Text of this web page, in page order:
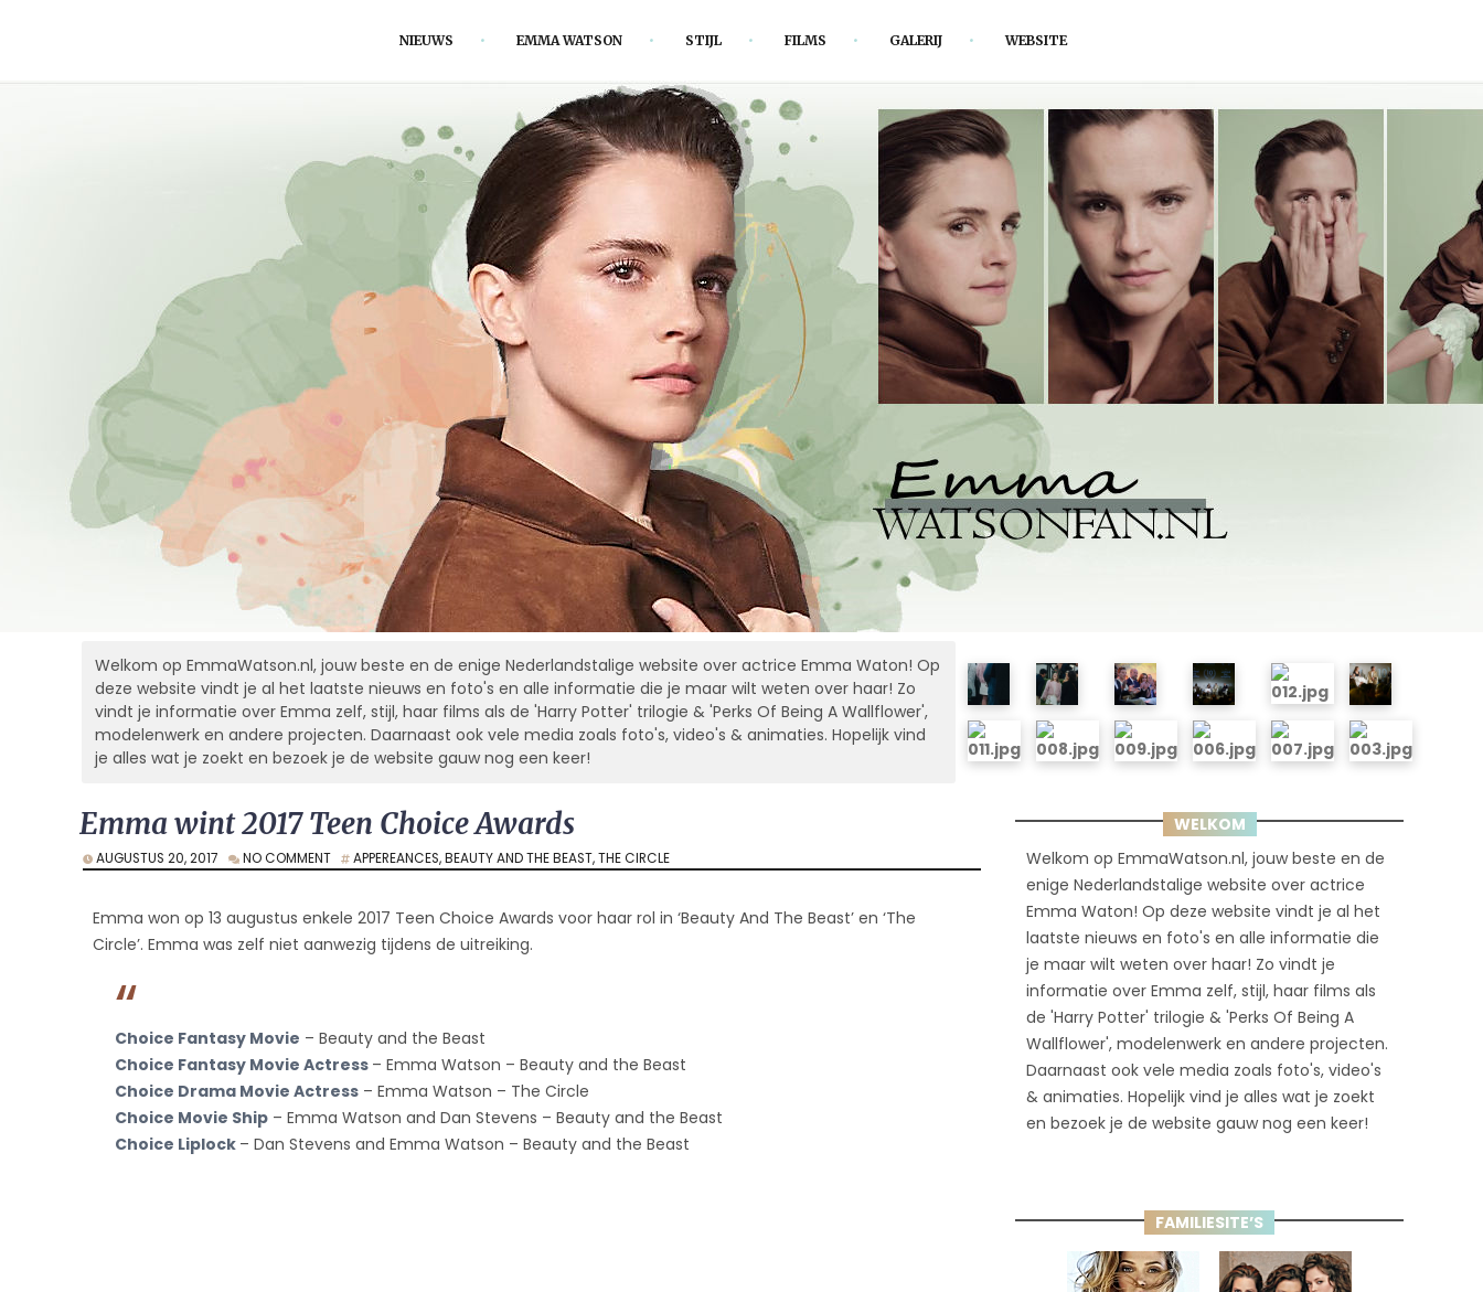
NIEUWS EMMA WATSON STIJL FILMS GALERIJ WEBSITE
Welkom op EmmaWatson.nl, jouw beste en de enige Nederlandstalige website over actrice Emma Waton! Op
deze website vindt je al het laatste nieuws en foto's en alle informatie die je maar wilt weten over haar! Zo
vindt je informatie over Emma zelf, stijl, haar films als de 'Harry Potter' trilogie & 'Perks Of Being A Wallflower',
modelenwerk en andere projecten. Daarnaast ook vele media zoals foto's, video's & animaties. Hopelijk vind
je alles wat je zoekt en bezoek je de website gauw nog een keer!
WELKOM
Welkom op EmmaWatson.nl, jouw beste en de
enige Nederlandstalige website over actrice
Emma Waton! Op deze website vindt je al het
laatste nieuws en foto's en alle informatie die
je maar wilt weten over haar! Zo vindt je
informatie over Emma zelf, stijl, haar films als
de 'Harry Potter' trilogie & 'Perks Of Being A
Wallflower', modelenwerk en andere projecten.
Daarnaast ook vele media zoals foto's, video's
& animaties. Hopelijk vind je alles wat je zoekt
en bezoek je de website gauw nog een keer!
FAMILIESITE’S
Emma wint 2017 Teen Choice Awards
AUGUSTUS 20, 2017 NO COMMENT APPEREANCES,BEAUTY AND THE BEAST,THE CIRCLE
Emma won op 13 augustus enkele 2017 Teen Choice Awards voor haar rol in ‘Beauty And The Beast’ en ‘The
Circle’. Emma was zelf niet aanwezig tijdens de uitreiking.
Choice Fantasy Movie – Beauty and the Beast
Choice Fantasy Movie Actress – Emma Watson – Beauty and the Beast
Choice Drama Movie Actress – Emma Watson – The Circle
Choice Movie Ship – Emma Watson and Dan Stevens – Beauty and the Beast
Choice Liplock – Dan Stevens and Emma Watson – Beauty and the Beast